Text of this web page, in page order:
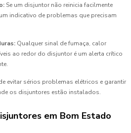
Se um disjuntor não reinicia facilmente
indicativo de problemas que precisam
Qualquer sinal de fumaça, calor
ao redor do disjuntor é um alerta crítico
evitar sérios problemas elétricos e garantir
os disjuntores estão instalados.
em Bom Estado